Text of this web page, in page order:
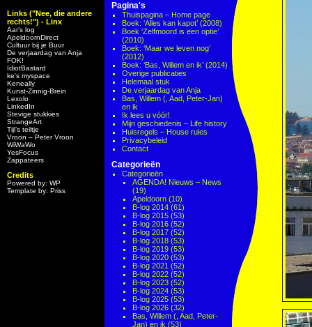
Links ("Nee, die andere
rechts!") - Linx
Aar’s log
ApeldoornDirect
Cultuur bij je Buur
De verjaardag van Anja
FOK!
IdiotBastard
ke's myspace
Keneally
Kunst-Zinnig-Brein
Lexolo
LinkedIn
Stevige stukkies
StrangeArt
Tijl’s teiltje
Vroon – Peter Vroon
WiWaWo
YesFocus
Zappateers
Credits
Powered by: WP
Template by: Priss
Pagina's
Thuispagina – Home page
Boek: ‘Alles kan kapot’ (2008)
Boek ‘Zelfmoord is een optie’
(2010)
Boek: ‘Maar we leven nog’
(2012)
Boek: ‘Bas, Willem en ik’ (2014)
Overige publicaties
Helemaal stuk
De verjaardag van Anja
Bas, Willem (, Aad, Peter-Jan)
en ik
Ik lees u vóór!
Mijn geschiedenis – Life history
Huisregels – House rules
Privacybeleid
Contact
Categorieën
Categorieën
AGENDA! Nieuws – News
(19)
Apeldoorn (10)
B-log 2014 (61)
B-log 2015 (53)
B-log 2016 (52)
B-log 2017 (52)
B-log 2018 (53)
B-log 2019 (53)
B-log 2020 (53)
B-log 2021 (52)
B-log 2022 (52)
B-log 2023 (52)
B-log 2024 (53)
B-log 2025 (53)
B-log 2026 (32)
Bas, Willem (, Aad, Peter-
Jan) en ik (53)